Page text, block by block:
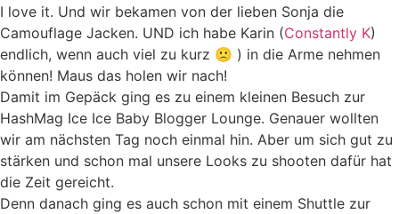
I love it. Und wir bekamen von der lieben Sonja die
Camouflage Jacken. UND ich habe Karin (Constantly K)
endlich, wenn auch viel zu kurz 🙁 ) in die Arme nehmen
können! Maus das holen wir nach!
Damit im Gepäck ging es zu einem kleinen Besuch zur
HashMag Ice Ice Baby Blogger Lounge. Genauer wollten
wir am nächsten Tag noch einmal hin. Aber um sich gut zu
stärken und schon mal unsere Looks zu shooten dafür hat
die Zeit gereicht.
Denn danach ging es auch schon mit einem Shuttle zur